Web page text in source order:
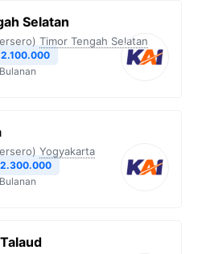
Selatan
Timor Tengah Selatan
2.100.000
Bulanan
Yogyakarta
Bulanan